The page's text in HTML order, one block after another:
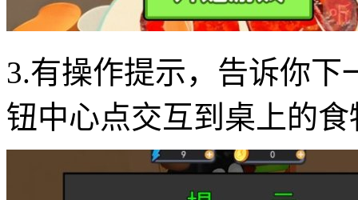
3.有操作提示，告诉你
钮中心点交互到桌上的食